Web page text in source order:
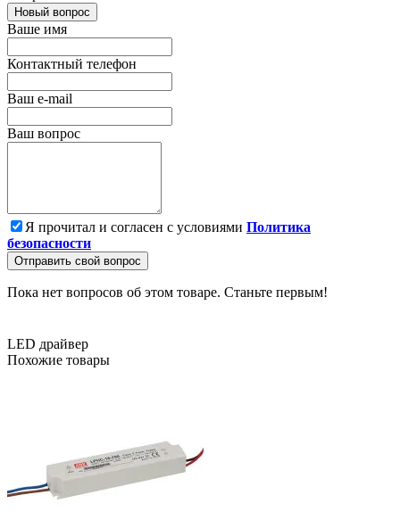
Новый вопрос
Ваше имя
Контактный телефон
Ваш e-mail
Ваш вопрос
Я прочитал и согласен с условиями Политика
безопасности
Отправить свой вопрос
Пока нет вопросов об этом товаре. Станьте первым!
LED драйвер
Похожие товары